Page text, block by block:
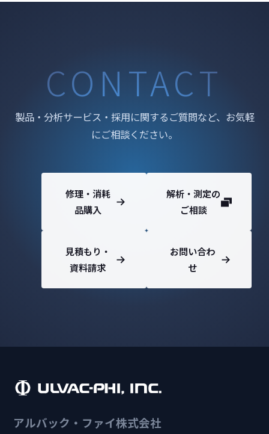
CONTACT
製品・分析サービス・採用に関するご質問など、お気軽
にご相談ください。
修理・消耗
品購入
解析・測定の
ご相談
見積もり・
資料請求
お問い合わ
せ
アルバック・ファイ株式会社